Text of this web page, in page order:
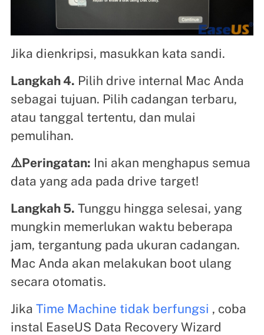
Jika dienkripsi, masukkan kata sandi.
Langkah 4. Pilih drive internal Mac Anda
sebagai tujuan. Pilih cadangan terbaru,
atau tanggal tertentu, dan mulai
pemulihan.
⚠️Peringatan: Ini akan menghapus semua
data yang ada pada drive target!
Langkah 5. Tunggu hingga selesai, yang
mungkin memerlukan waktu beberapa
jam, tergantung pada ukuran cadangan.
Mac Anda akan melakukan boot ulang
secara otomatis.
Jika Time Machine tidak berfungsi , coba
instal EaseUS Data Recovery Wizard